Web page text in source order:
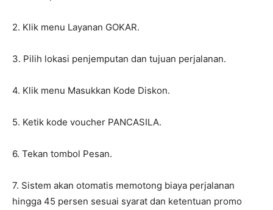
2. Klik menu Layanan GOKAR.
3. Pilih lokasi penjemputan dan tujuan perjalanan.
4. Klik menu Masukkan Kode Diskon.
5. Ketik kode voucher PANCASILA.
6. Tekan tombol Pesan.
7. Sistem akan otomatis memotong biaya perjalanan
hingga 45 persen sesuai syarat dan ketentuan promo